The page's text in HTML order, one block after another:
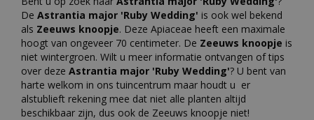
De Astrantia major 'Ruby Wedding' is ook wel bekend
als Zeeuws knoopje. Deze Apiaceae heeft een maximale
hoogt van ongeveer 70 centimeter. De Zeeuws knoopje is
niet wintergroen. Wilt u meer informatie ontvangen of tips
over deze Astrantia major 'Ruby Wedding'? U bent van
harte welkom in ons tuincentrum maar houdt u er
alstublieft rekening mee dat niet alle planten altijd
beschikbaar zijn, dus ook de Zeeuws knoopje niet!